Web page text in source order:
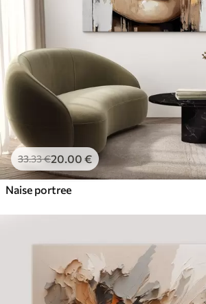
33.33€20.00 €
Naise portree